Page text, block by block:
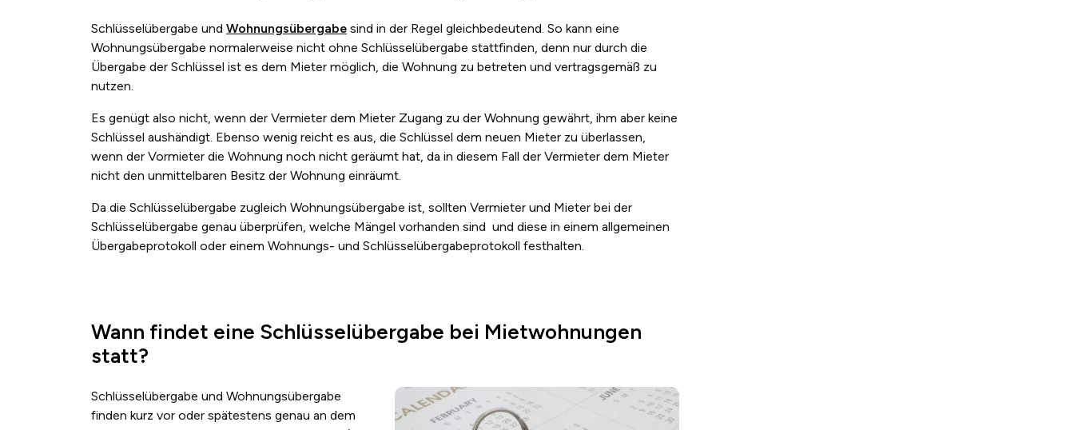
Schlüsselübergabe und Wohnungsübergabe sind in der Regel gleichbedeutend. So kann eine
Wohnungsübergabe normalerweise nicht ohne Schlüsselübergabe stattfinden, denn nur durch die
Übergabe der Schlüssel ist es dem Mieter möglich, die Wohnung zu betreten und vertragsgemäß zu
nutzen.
Es genügt also nicht, wenn der Vermieter dem Mieter Zugang zu der Wohnung gewährt, ihm aber keine
Schlüssel aushändigt. Ebenso wenig reicht es aus, die Schlüssel dem neuen Mieter zu überlassen,
wenn der Vormieter die Wohnung noch nicht geräumt hat, da in diesem Fall der Vermieter dem Mieter
nicht den unmittelbaren Besitz der Wohnung einräumt.
Da die Schlüsselübergabe zugleich Wohnungsübergabe ist, sollten Vermieter und Mieter bei der
Schlüsselübergabe genau überprüfen, welche Mängel vorhanden sind und diese in einem allgemeinen
Übergabeprotokoll oder einem Wohnungs- und Schlüsselübergabeprotokoll festhalten.
Wann findet eine Schlüsselübergabe bei Mietwohnungen
statt?
Schlüsselübergabe und Wohnungsübergabe
finden kurz vor oder spätestens genau an dem